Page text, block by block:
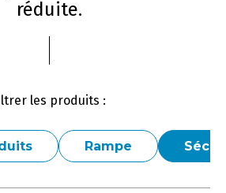
réduite.
les produits :
Rampe